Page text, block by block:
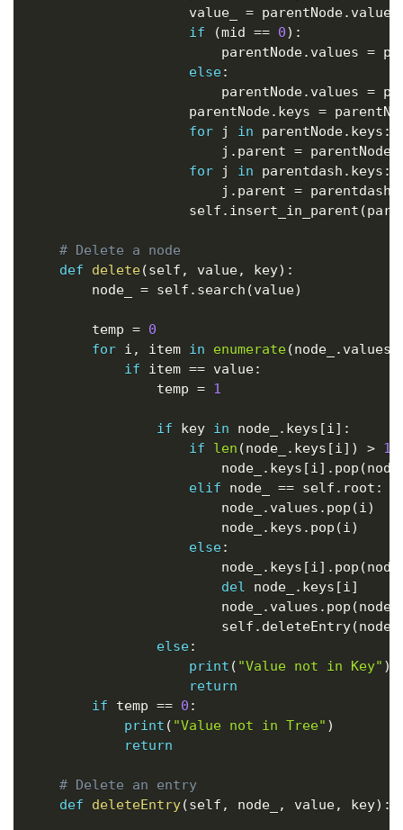
                    value_
= parentNode. values
if
(mid == 0) :
                        parentNode
. values =
else:
                        parentNode
. values =
                    parentNode
. keys =
for j in parentNode. keys :
                        j
. parent = parentNode
for j in parentdash . keys :
                        j
. parent = parentdash
                    self
. insert_in_parent (
# Delete a node
def
delete(self , value, key) :
        node_
= self . search (value)
        temp
= 0
for i , item in enumerate(node_ . values
if item == value:
                temp
= 1
if key in node_ . keys [i] :
if
len (node_ . keys [i] ) > 1
                        node_
. keys [i] . pop (
elif node_ == self . root :
                        node_
. values . pop (i)
                        node_
. keys . pop (i)
else:
                        node_
. keys [i] . pop (
del node_ . keys [i]
                        node_
. values . pop (node_
                        self
. deleteEntry(node_
else:
print ( "Value not in Key" )
return
if temp == 0 :
print ( "Value not in Tree" )
return
# Delete an entry
def
deleteEntry(self , node_ , value, key) :